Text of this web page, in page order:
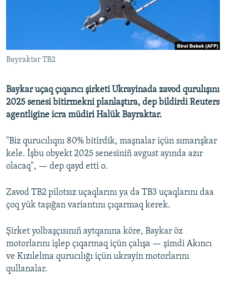
QOŞULIÑIZ!
RFE/RS bütün saytları
Bayraktar TB2
Baykar uçaq çıqarıcı şirketi Ukrayinada zavod qurulışını
2025 senesi bitirmekni planlaştıra, dep bildirdi Reuters
agentligine icra müdiri Halük Bayraktar.
"Biz qurucılıqnı 80% bitirdik, maşnalar içün sımarışkar
kele. İşbu obyekt 2025 senesiniñ avgust ayında azır
olacaq", — dep qayd etti o.
Zavod TB2 pilotsız uçaqlarını ya da TB3 uçaqlarını daa
çoq yük taşığan variantını çıqarmaq kerek.
Şirket yolbaşçısınıñ aytqanına köre, Baykar öz
motorlarını işlep çıqarmaq içün çalışa — şimdi Akıncı
ve Kızılelma qurucılığı içün ukrayin motorlarını
qullanalar.